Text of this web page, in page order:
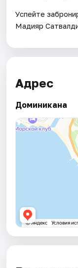
Успейте
Мадияр
Адрес
Доминикана